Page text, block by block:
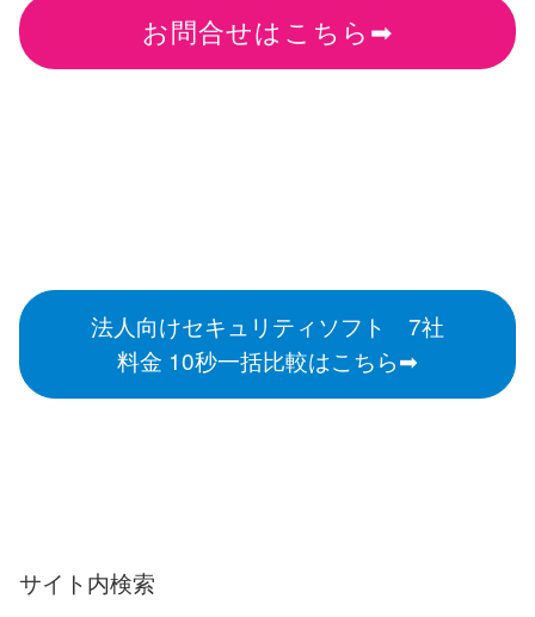
お問合せはこちら➡
法人向けセキュリティソフト 7社
料金 10秒一括比較はこちら➡
サイト内検索